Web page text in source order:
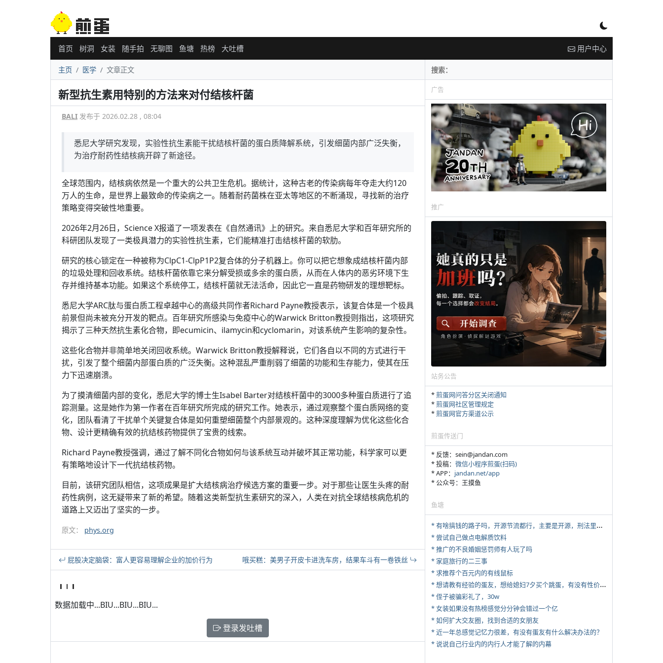
首页 树洞 女装 随手拍 无聊图 鱼塘 热榜 大吐槽 用户中心
主页 医学 文章正文
新型抗生素用特别的方法来对付结核杆菌
BALI 发布于 2026.02.28 , 08:04
悉尼大学研究发现，实验性抗生素能干扰结核杆菌的蛋白质降解系统，引发细菌内部广泛失衡，
为治疗耐药性结核病开辟了新途径。
全球范围内，结核病依然是一个重大的公共卫生危机。据统计，这种古老的传染病每年夺走大约120
万人的生命，是世界上最致命的传染病之一。随着耐药菌株在亚太等地区的不断涌现，寻找新的治疗
策略变得突破性地重要。
2026年2月26日，Science X报道了一项发表在《自然通讯》上的研究。来自悉尼大学和百年研究所的
科研团队发现了一类极具潜力的实验性抗生素，它们能精准打击结核杆菌的软肋。
研究的核心锁定在一种被称为ClpC1-ClpP1P2复合体的分子机器上。你可以把它想象成结核杆菌内部
的垃圾处理和回收系统。结核杆菌依靠它来分解受损或多余的蛋白质，从而在人体内的恶劣环境下生
存并维持基本功能。如果这个系统停工，结核杆菌就无法活命，因此它一直是药物研发的理想靶标。
悉尼大学ARC肽与蛋白质工程卓越中心的高级共同作者Richard Payne教授表示，该复合体是一个极具
前景但尚未被充分开发的靶点。百年研究所感染与免疫中心的Warwick Britton教授则指出，这项研究
揭示了三种天然抗生素化合物，即ecumicin、ilamycin和cyclomarin，对该系统产生影响的复杂性。
这些化合物并非简单地关闭回收系统。Warwick Britton教授解释说，它们各自以不同的方式进行干
扰，引发了整个细菌内部蛋白质的广泛失衡。这种混乱严重削弱了细菌的功能和生存能力，使其在压
力下迅速崩溃。
为了摸清细菌内部的变化，悉尼大学的博士生Isabel Barter对结核杆菌中的3000多种蛋白质进行了追
踪测量。这是她作为第一作者在百年研究所完成的研究工作。她表示，通过观察整个蛋白质网络的变
化，团队看清了干扰单个关键复合体是如何重塑细菌整个内部景观的。这种深度理解为优化这些化合
物、设计更精确有效的抗结核药物提供了宝贵的线索。
Richard Payne教授强调，通过了解不同化合物如何与该系统互动并破坏其正常功能，科学家可以更
有策略地设计下一代抗结核药物。
目前，该研究团队相信，这项成果是扩大结核病治疗候选方案的重要一步。对于那些让医生头疼的耐
药性病例，这无疑带来了新的希望。随着这类新型抗生素研究的深入，人类在对抗全球结核病危机的
道路上又迈出了坚实的一步。
原文： phys.org
屁股决定脑袋：富人更容易理解企业的加价行为 哦买糕：美男子开皮卡进洗车房，结果车斗有一卷铁丝
数据加载中...BIU...BIU...BIU...
登录发吐槽
广告
推广
站务公告
*煎蛋网问答分区关闭通知
*煎蛋网社区管理规定
*煎蛋网官方渠道公示
煎蛋传送门
* 反馈：sein@jandan.com
* 投稿： 微信小程序煎蛋(扫码)
* APP： jandan.net/app
* 公众号：王摸鱼
鱼塘
*
有啥搞钱的路子吗，开源节流都行，主要是开源，刑法里的咱不做
* 尝试自己做点电解质饮料
* 推广的不良婚姻惩罚师有人玩了吗
* 家庭旅行的二三事
* 求推荐个百元内的有线鼠标
*
想请教有经验的蛋友，想给媳妇7夕买个跳蛋，有没有性价比高的推荐
* 侄子被骗彩礼了，30w
* 女装如果没有热榜感觉分分钟会错过一个亿
* 如何扩大交友圈，找到合适的女朋友
* 近一年总感觉记忆力很差，有没有蛋友有什么解决办法的？
* 说说自己行业内的内行人才能了解的内幕